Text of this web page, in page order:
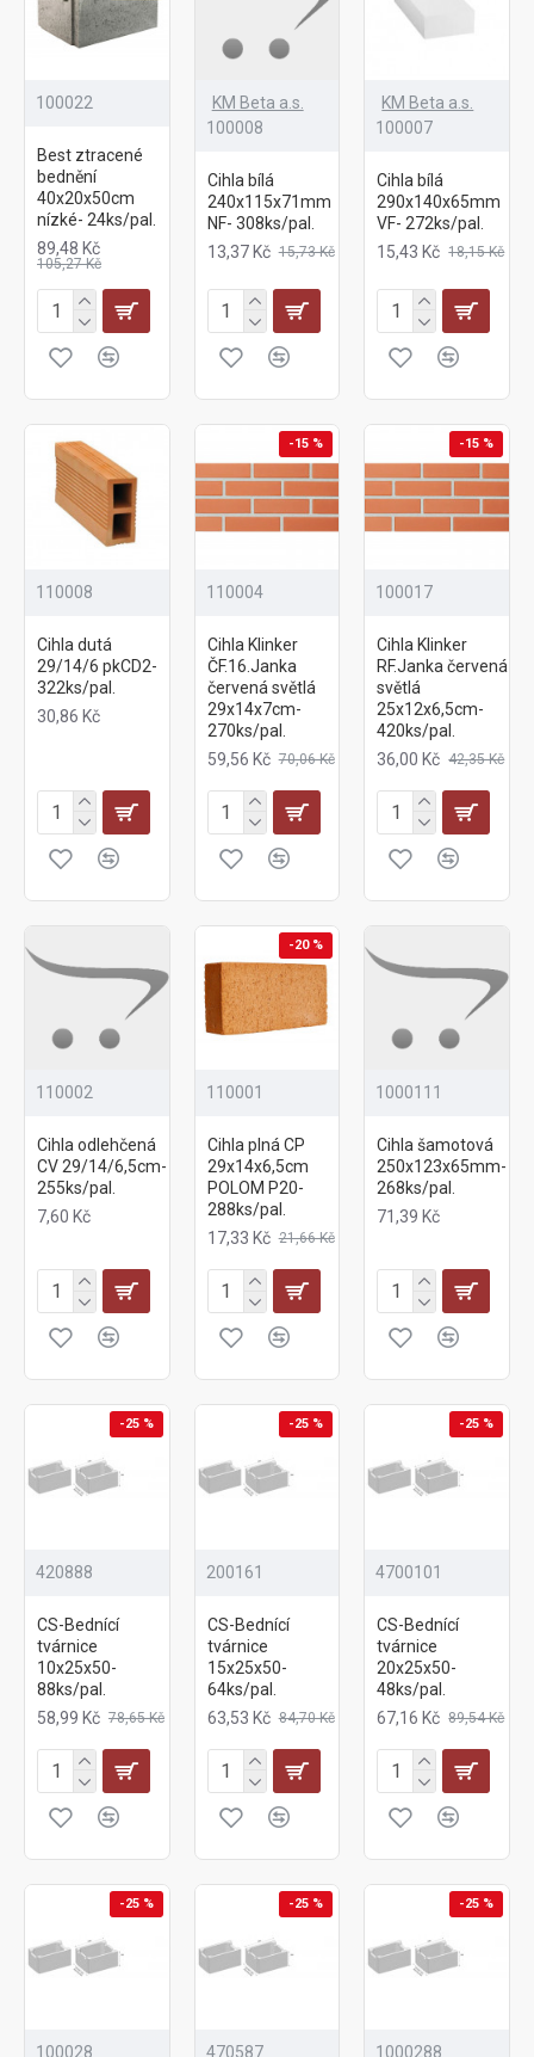
100022
Best ztracené
bednění
40x20x50cm
nízké- 24ks/pal.
89,48 Kč
105,27 Kč
KM Beta a.s.
100008
Cihla bílá
240x115x71mm
NF- 308ks/pal.
13,37 Kč 15,73 Kč
KM Beta a.s.
100007
Cihla bílá
290x140x65mm
VF- 272ks/pal.
15,43 Kč 18,15 Kč
110008
Cihla dutá
29/14/6 pkCD2-
322ks/pal.
30,86 Kč
-15 %
110004
Cihla Klinker
ČF.16.Janka
červená světlá
29x14x7cm-
270ks/pal.
59,56 Kč 70,06 Kč
-15 %
100017
Cihla Klinker
RF.Janka červená
světlá
25x12x6,5cm-
420ks/pal.
36,00 Kč 42,35 Kč
110002
Cihla odlehčená
CV 29/14/6,5cm-
255ks/pal.
7,60 Kč
-20 %
110001
Cihla plná CP
29x14x6,5cm
POLOM P20-
288ks/pal.
17,33 Kč 21,66 Kč
1000111
Cihla šamotová
250x123x65mm-
268ks/pal.
71,39 Kč
-25 %
420888
CS-Bednící
tvárnice
10x25x50-
88ks/pal.
58,99 Kč 78,65 Kč
-25 %
200161
CS-Bednící
tvárnice
15x25x50-
64ks/pal.
63,53 Kč 84,70 Kč
-25 %
4700101
CS-Bednící
tvárnice
20x25x50-
48ks/pal.
67,16 Kč 89,54 Kč
-25 %
100028
-25 %
470587
-25 %
1000288